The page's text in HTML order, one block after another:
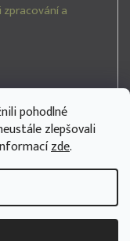
pohodlné
zlepšovali
zde.
zpracování a
práva vyhrazena.